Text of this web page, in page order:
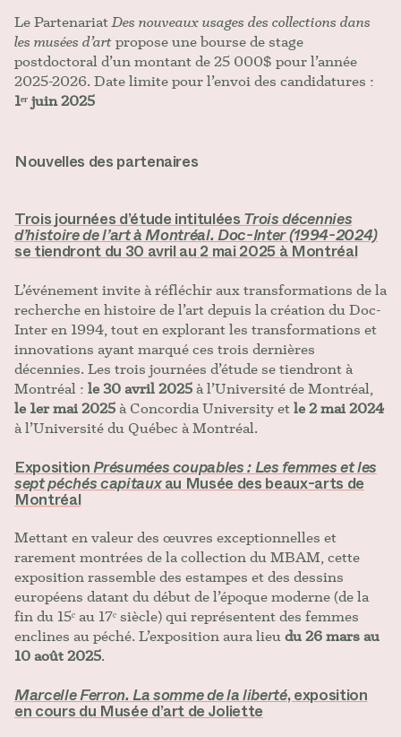
Le PartenariatDes nouveaux usages des collections dans
les musées d’artpropose une bourse de stage
postdoctoral d’un montant de 25 000$ pour l’année
2025-2026. Date limite pour l’envoi des candidatures :
1ᵉʳ juin 2025
Nouvelles des partenaires
Trois journées d’étude intituléesTrois décennies
d’histoire de l’art à Montréal. Doc-Inter (1994-2024)
se tiendront du 30 avril au 2 mai 2025 à Montréal
L’événement invite à réfléchir aux transformations de la
recherche en histoire de l’art depuis la création du Doc-
Inter en 1994, tout en explorant les transformations et
innovations ayant marqué ces trois dernières
décennies. Les trois journées d’étude se tiendront à
Montréal : le 30 avril 2025à l’Université de Montréal,
le 1er mai 2025à Concordia University etle 2 mai 2024
à l’Université du Québec à Montréal.
ExpositionPrésumées coupables : Les femmes et les
sept péchés capitauxau Musée des beaux-arts de
Montréal
Mettant en valeur des œuvres exceptionnelles et
rarement montrées de la collection du MBAM, cette
exposition rassemble des estampes et des dessins
européens datant du début de l’époque moderne (de la
fin du 15ᵉ au 17ᵉ siècle) qui représentent des femmes
enclines au péché. L’exposition aura lieudu 26 mars au
10 août 2025.
Marcelle Ferron. La somme de la liberté, exposition
en cours du Musée d’art de Joliette